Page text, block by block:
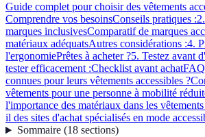
Guide complet pour choisir des vêtements
Comprendre vos besoinsConseils pratiques :
marques inclusivesComparatif de marques
matériaux adéquatsAutres considérations :4.
l'ergonomiePrêtes à acheter ?5. Testez avant
tester efficacement :Checklist avant achatFAQ
connues pour leurs vêtements accessibles ?
vêtements pour une personne à mobilité
l'importance des matériaux dans les
il des sites d'achat spécialisés en mode
Sommaire(18 sections)